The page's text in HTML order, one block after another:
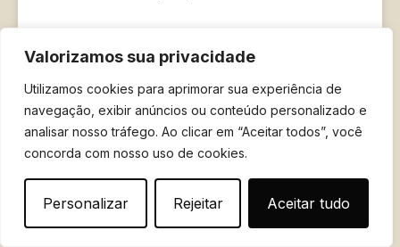
Valorizamos sua privacidade
Utilizamos cookies para aprimorar sua experiência de
navegação, exibir anúncios ou conteúdo personalizado e
analisar nosso tráfego. Ao clicar em “Aceitar todos”, você
concorda com nosso uso de cookies.
Personalizar Rejeitar Aceitar tudo
7 de abril de 2026